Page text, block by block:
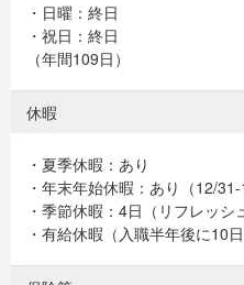
・日曜：終日
・祝日：終日
（年間109日）
休暇
・夏季休暇：あり
・年末年始休暇：あり（12/31-
・季節休暇：4日（リフレッシ
・有給休暇（入職半年後に10日